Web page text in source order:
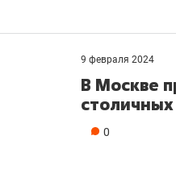
9 февраля 2024
В Москве
0